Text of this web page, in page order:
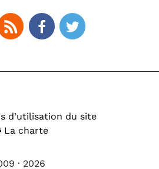
d’utilisation du site
La charte
· 2026